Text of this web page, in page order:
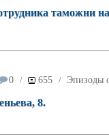
таможни
0 / 655 / Эпизоды
8.